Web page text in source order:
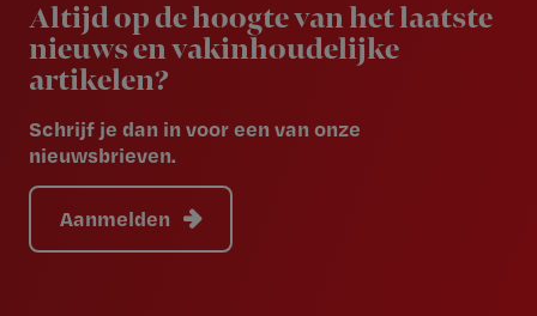
Altijd op de hoogte van het laatste
nieuws en vakinhoudelijke
artikelen?
Schrijf je dan in voor een van onze
nieuwsbrieven.
Aanmelden